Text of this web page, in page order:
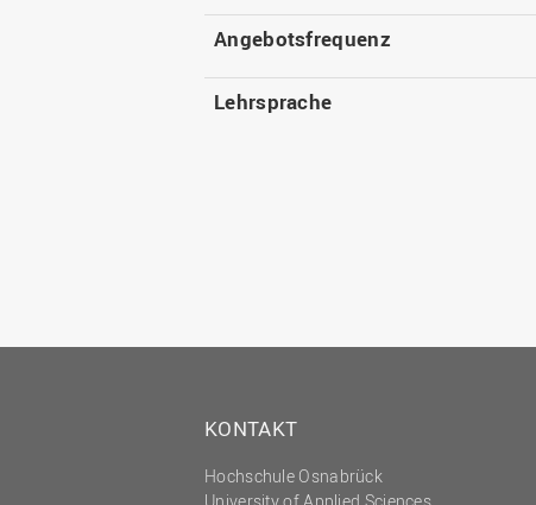
Angebotsfrequenz
Lehrsprache
KONTAKT
Hochschule Osnabrück